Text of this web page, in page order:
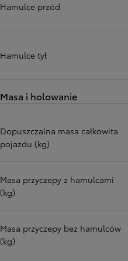
Hamulce przód
Hamulce tył
Masa i holowanie
Dopuszczalna masa całkowita
pojazdu (kg)
Masa przyczepy z hamulcami
(kg)
Masa przyczepy bez hamulców
(kg)